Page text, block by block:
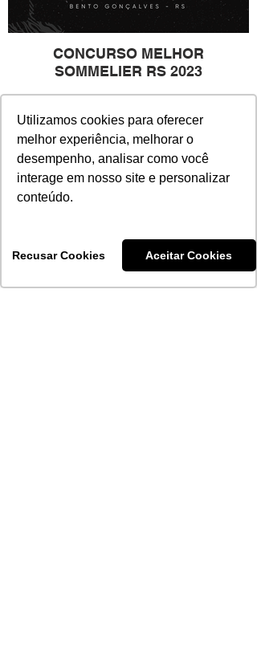
Utilizamos cookies para oferecer
melhor experiência, melhorar o
desempenho, analisar como você
interage em nosso site e personalizar
conteúdo.
Recusar Cookies Aceitar Cookies
CONCURSO MELHOR
SOMMELIER RS 2023